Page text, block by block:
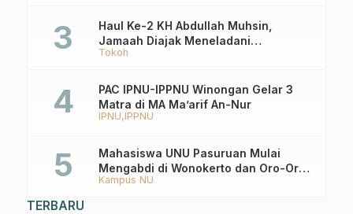
Tokoh
Haul Ke-2 KH Abdullah Muhsin,
Jamaah Diajak Meneladani
Keistiqamahan
IPNU IPPNU
PAC IPNU-IPPNU Winongan Gelar 3
Matra di MA Ma’arif An-Nur
Kampus NU
Mahasiswa UNU Pasuruan Mulai
Mengabdi di Wonokerto dan Oro-Oro
Ombo Wetan Berikut Programnya
TERBARU